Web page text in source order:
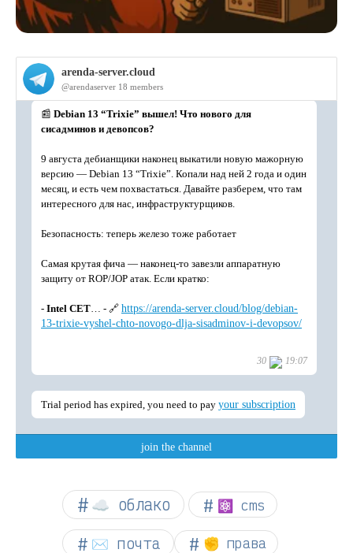
☁︎ облако ⚛ cms
✉️ почта ✊ права